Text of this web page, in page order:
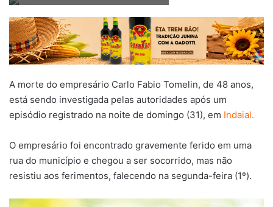
A morte do empresário Carlo Fabio Tomelin, de 48 anos,
está sendo investigada pelas autoridades após um
episódio registrado na noite de domingo (31), em Indaial.
O empresário foi encontrado gravemente ferido em uma
rua do município e chegou a ser socorrido, mas não
resistiu aos ferimentos, falecendo na segunda-feira (1º).